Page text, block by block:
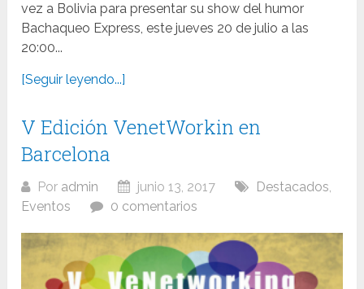
vez a Bolivia para presentar su show del humor
Bachaqueo Express, este jueves 20 de julio a las
20:00...
[Seguir leyendo...]
V Edición VenetWorkin en
Barcelona
Por admin junio 13, 2017 Destacados,
Eventos
0 comentarios